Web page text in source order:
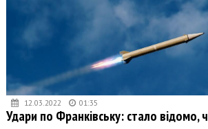
12.03.2022 01:35
Удари по Франківську: стало відомо,